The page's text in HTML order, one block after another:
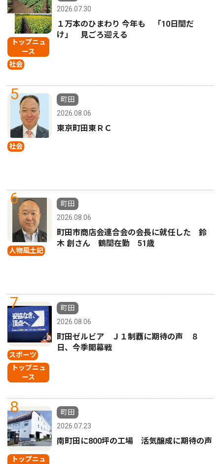
トップニュ
ース
社会
2026.07.30
１万本のひまわり 今年も 「10日間だ
け」 見ごろ迎える
5
社会
町田
2026.08.06
東京町田東ＲＣ
6
人物風土記
町田
2026.08.06
町田市商店会連合会の会長に就任した 鈴
木 創さん 鶴間在勤 51歳
7
スポーツ
トップニュ
ース
町田
2026.08.06
町田ゼルビア Ｊ１制覇に期待の声 ８
日、今季開幕戦
8
トップニュ
町田
2026.07.23
南町田に800坪の工場 活気醸成に期待の声